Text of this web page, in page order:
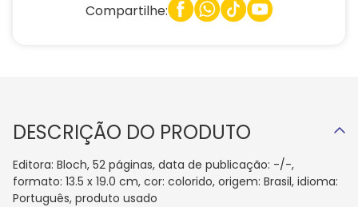
Compartilhe:
DESCRIÇÃO DO PRODUTO
Editora: Bloch, 52 páginas, data de publicação: -/-,
formato: 13.5 x 19.0 cm, cor: colorido, origem: Brasil, idioma:
Português, produto usado